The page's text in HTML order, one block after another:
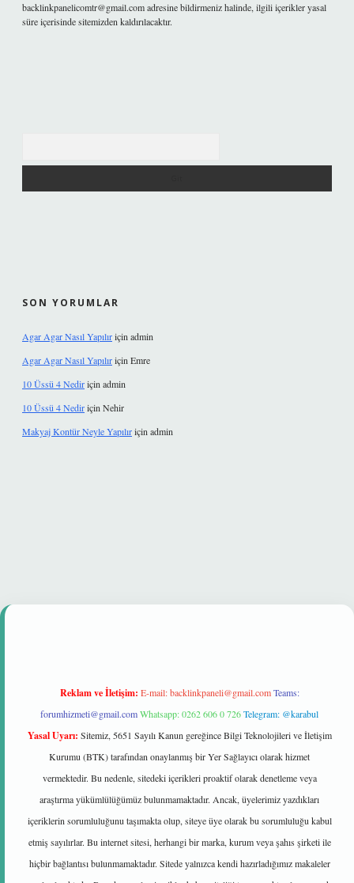
backlinkpanelicomtr@gmail.comadresine bildirmeniz halinde, ilgili içerikler yasal
süre içerisinde sitemizden kaldırılacaktır.
SON YORUMLAR
Agar Agar Nasıl Yapılıriçin admin
Agar Agar Nasıl Yapılıriçin Emre
10 Üssü 4 Nediriçin admin
10 Üssü 4 Nediriçin Nehir
Makyaj Kontür Neyle Yapılıriçin admin
güvenilir mi
Reklam ve İletişim: E-mail:backlinkpaneli@gmail.com Teams:
forumhizmeti@gmail.comWhatsapp: 0262 606 0 726Telegram: @karabul
Yasal Uyarı: Sitemiz, 5651 Sayılı Kanun gereğince Bilgi Teknolojileri ve İletişim
Kurumu (BTK) tarafından onaylanmış bir Yer Sağlayıcı olarak hizmet
vermektedir. Bu nedenle, sitedeki içerikleri proaktif olarak denetleme veya
araştırma yükümlülüğümüz bulunmamaktadır. Ancak, üyelerimiz yazdıkları
içeriklerin sorumluluğunu taşımakta olup, siteye üye olarak bu sorumluluğu kabul
etmiş sayılırlar. Bu internet sitesi, herhangi bir marka, kurum veya şahıs şirketi ile
hiçbir bağlantısı bulunmamaktadır. Sitede yalnızca kendi hazırladığımız makaleler